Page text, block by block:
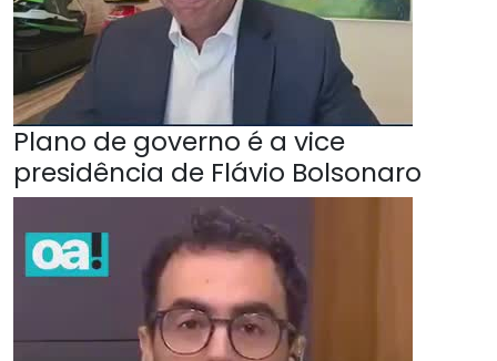
Plano de governo é a vice
presidência de Flávio Bolsonaro